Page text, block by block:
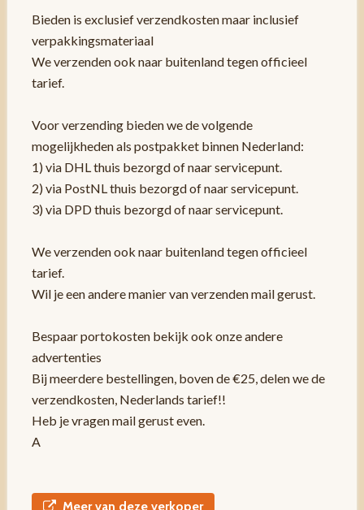
Bieden is exclusief verzendkosten maar inclusief
verpakkingsmateriaal
We verzenden ook naar buitenland tegen officieel
tarief.
Voor verzending bieden we de volgende
mogelijkheden als postpakket binnen Nederland:
1) via DHL thuis bezorgd of naar servicepunt.
2) via PostNL thuis bezorgd of naar servicepunt.
3) via DPD thuis bezorgd of naar servicepunt.
We verzenden ook naar buitenland tegen officieel
tarief.
Wil je een andere manier van verzenden mail gerust.
Bespaar portokosten bekijk ook onze andere
advertenties
Bij meerdere bestellingen, boven de €25, delen we de
verzendkosten, Nederlands tarief!!
Heb je vragen mail gerust even.
A
Meer van deze verkoper